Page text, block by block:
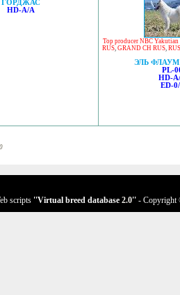
ГОРДЖАС
HD-A/A
Top producer NBC
RUS, GRAND CH RUS,
ЭЛЬ
PL-
HD-
ED-
scripts ''Virtual breed database 2.0'' - Copyright